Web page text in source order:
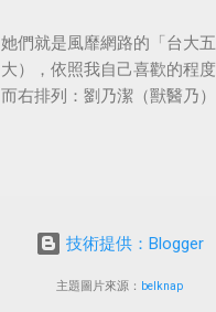
她們就是風靡網路的「台大
大），依照我自己喜歡的程
而右排列：劉乃潔（獸醫乃）
蔓）、吳依潔（戲劇依）；
技術提供：Blogger
主題圖片來源： belknap